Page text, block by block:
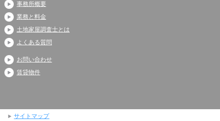
事務所概要
業務と料金
土地家屋調査士とは
よくある質問
お問い合わせ
賃貸物件
サイトマップ